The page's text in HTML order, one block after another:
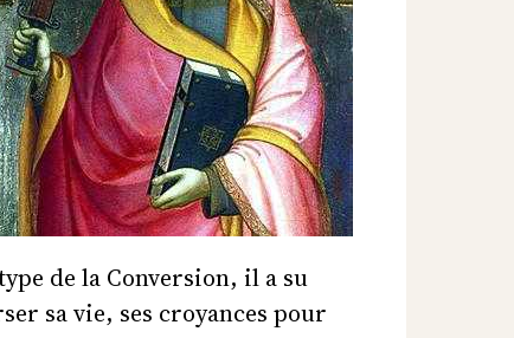
de la Conversion, il a su
sa vie, ses croyances pour